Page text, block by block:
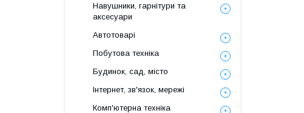
Навушники, гарнітури та
аксесуари
Автотоварі
Побутова техніка
Будинок, сад, місто
Інтернет, зв'язок, мережі
Комп'ютерна техніка